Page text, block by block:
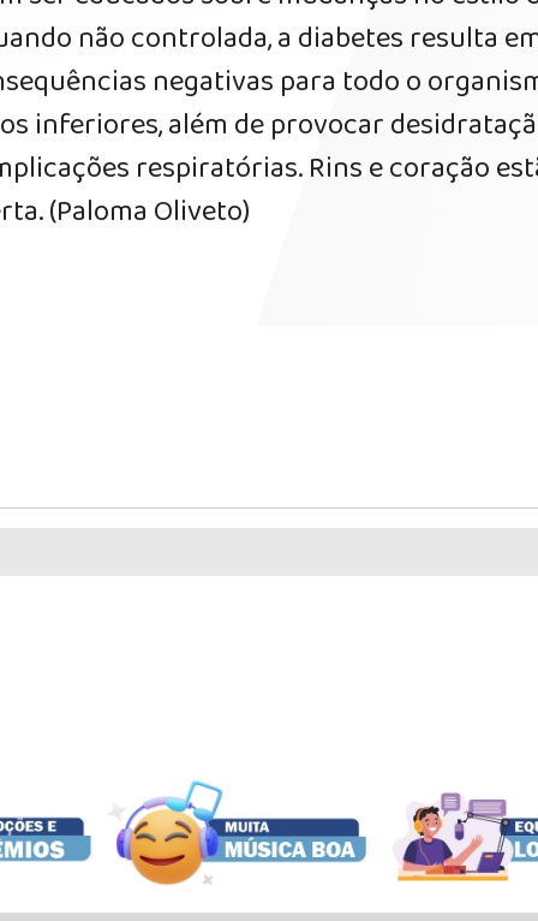
não controlada, a diabetes resulta
negativas para todo o
inferiores, além de provocar
respiratórias. Rins e coração
(Paloma Oliveto)